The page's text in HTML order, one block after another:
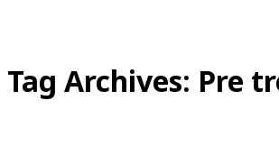
Tag Archives: Pre